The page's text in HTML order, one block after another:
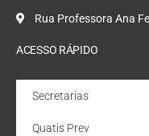
Rua Professora Ana
ACESSO RÁPIDO
Secretarias
Quatis Prev